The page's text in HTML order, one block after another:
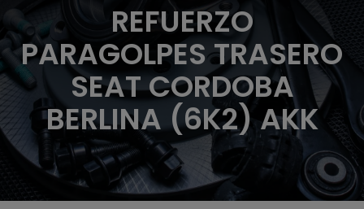
REFUERZO
PARAGOLPES TRASERO
SEAT CORDOBA
BERLINA (6K2) AKK